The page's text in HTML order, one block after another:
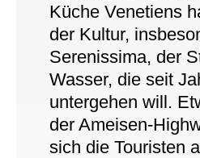
Küche Venetiens
der Kultur,
Serenissima, der
Wasser, die seit
untergehen will.
der Ameisen-
sich die Touristen